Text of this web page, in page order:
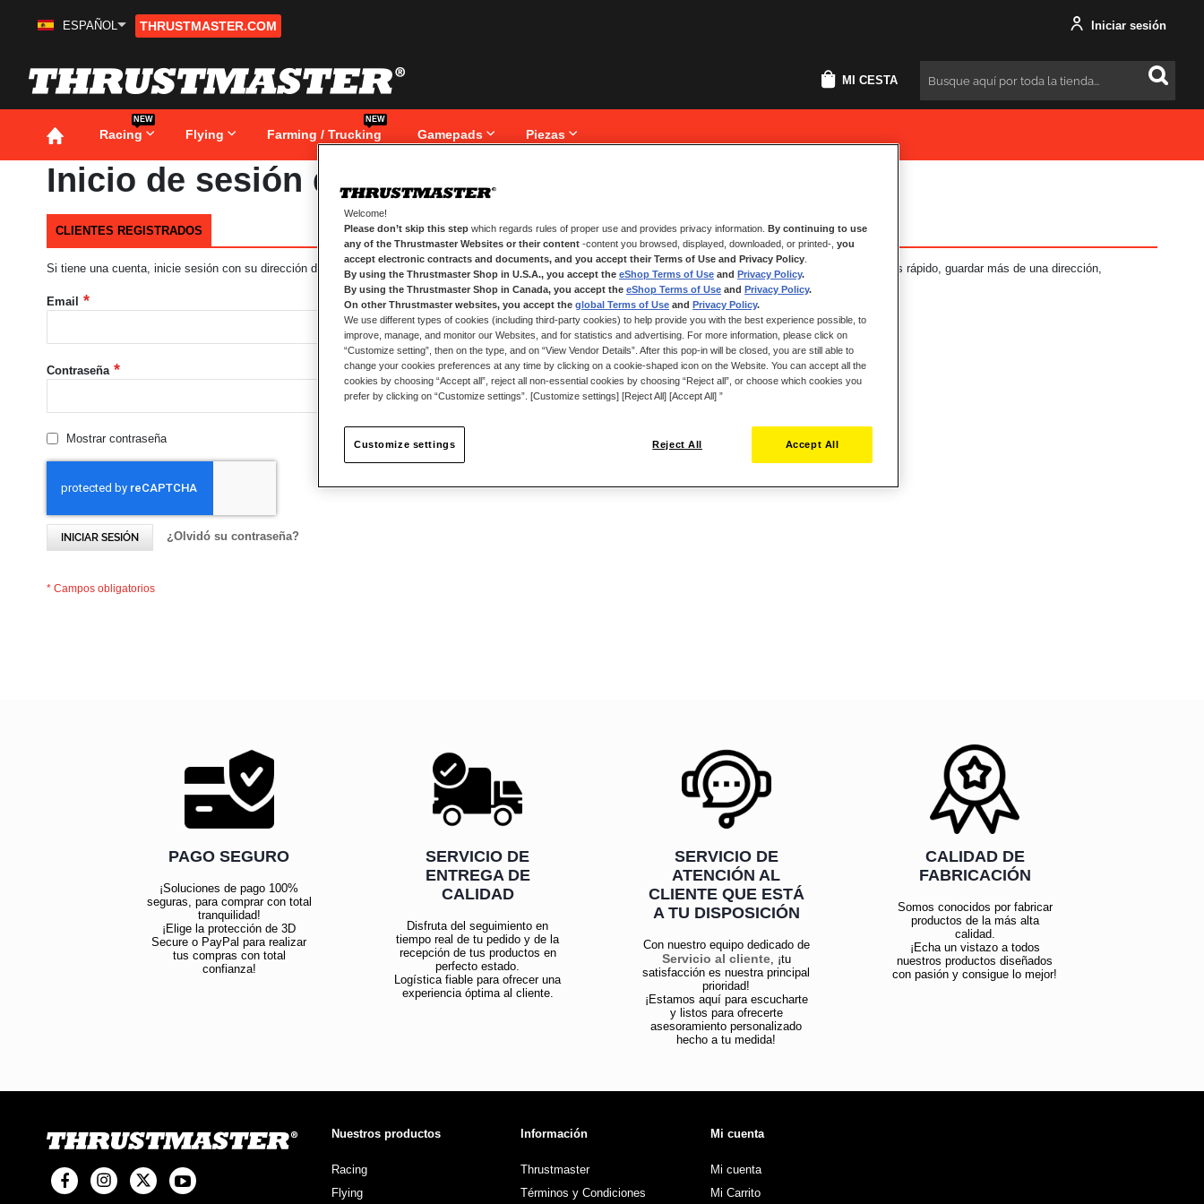
ESPAÑOL THRUSTMASTER.COM Iniciar sesión
MI CESTA Buscar
Racing
NEW
Flying Farming / Trucking
NEW
Gamepads Piezas
Inicio de sesión de cliente
CLIENTES REGISTRADOS
Si tiene una cuenta, inicie sesión con su dirección de correo electrónico.
Email
Contraseña
Mostrar contraseña
INICIAR SESIÓN ¿Olvidó su contraseña?
NUEVOS CLIENTES
Crear una cuenta tiene muchos beneficios: Pago más rápido, guardar más de una dirección,
seguimiento de pedidos y mucho más.
CREAR UNA CUENTA
PAGO SEGURO
¡Soluciones de pago 100%
seguras, para comprar con total
tranquilidad!
¡Elige la protección de 3D
Secure o PayPal para realizar
tus compras con total
confianza!
SERVICIO DE
ENTREGA DE
CALIDAD
Disfruta del seguimiento en
tiempo real de tu pedido y de la
recepción de tus productos en
perfecto estado.
Logística fiable para ofrecer una
experiencia óptima al cliente.
SERVICIO DE
ATENCIÓN AL
CLIENTE QUE ESTÁ
A TU DISPOSICIÓN
Con nuestro equipo dedicado de
Servicio al cliente, ¡tu
satisfacción es nuestra principal
prioridad!
¡Estamos aquí para escucharte
y listos para ofrecerte
asesoramiento personalizado
hecho a tu medida!
CALIDAD DE
FABRICACIÓN
Somos conocidos por fabricar
productos de la más alta
calidad.
¡Echa un vistazo a todos
nuestros productos diseñados
con pasión y consigue lo mejor!
Nuestros productos
Racing
Flying
Información
Thrustmaster
Términos y Condiciones
Mi cuenta
Mi cuenta
Mi Carrito
Welcome!
Please don’t skip this step which regards rules of proper use and provides privacy information. By continuing to use
any of the Thrustmaster Websites or their content -content you browsed, displayed, downloaded, or printed-, you
accept electronic contracts and documents, and you accept their Terms of Use and Privacy Policy
By using the Thrustmaster Shop in U.S.A., you accept the eShop Terms of Use and Privacy Policy.
By using the Thrustmaster Shop in Canada, you accept the eShop Terms of Use and Privacy Policy.
On other Thrustmaster websites, you accept the global Terms of Use and Privacy Policy.
We use different types of cookies (including third-party cookies) to help provide you with the best experience possible, to
improve, manage, and monitor our Websites, and for statistics and advertising. For more information, please click on
“Customize setting”, then on the type, and on “View Vendor Details”. After this pop-in will be closed, you are still able to
change your cookies preferences at any time by clicking on a cookie-shaped icon on the Website. You can accept all the
cookies by choosing “Accept all”, reject all non-essential cookies by choosing “Reject all”, or choose which cookies you
prefer by clicking on “Customize settings”. [Customize settings] [Reject All] [Accept All] ”
Reject All Accept All
Customize settings